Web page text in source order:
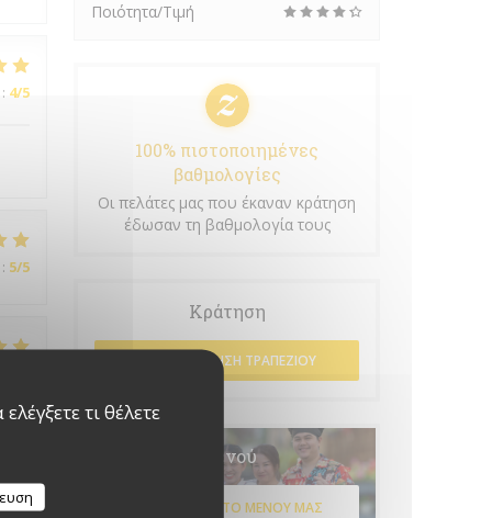
τι θέλετε
: 4/5
: 5/5
:5/5
Ποιότητα/Τιμή
100% πιστοποιημένες
βαθμολογίες
Οι πελάτες μας που έκαναν κράτηση
έδωσαν τη βαθμολογία τους
Κράτηση
ΚΆΝΤΕ ΚΡΆΤΗΣΗ ΤΡΑΠΕΖΙΟΎ
Μενού
ΑΝΑΚΑΛΎΨΤΕ ΤΟ ΜΕΝΟΎ ΜΑΣ